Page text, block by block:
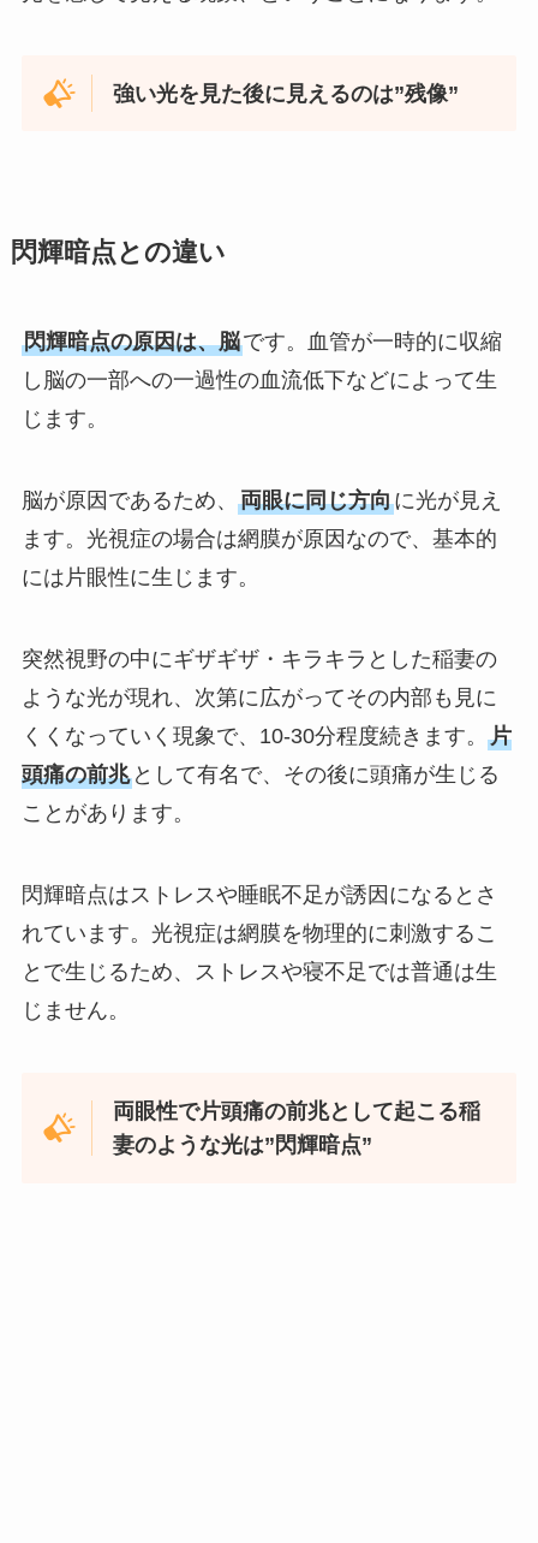
強い光を見た後に見えるのは”残像”
閃輝暗点との違い
閃輝暗点の原因は、脳です。血管が一時的に収縮
し脳の一部への一過性の血流低下などによって生
じます。
脳が原因であるため、 両眼に同じ方向に光が見え
ます。光視症の場合は網膜が原因なので、基本的
には片眼性に生じます。
突然視野の中にギザギザ・キラキラとした稲妻の
ような光が現れ、次第に広がってその内部も見に
くくなっていく現象で、10-30分程度続きます。 片
頭痛の前兆として有名で、その後に頭痛が生じる
ことがあります。
閃輝暗点はストレスや睡眠不足が誘因になるとさ
れています。光視症は網膜を物理的に刺激するこ
とで生じるため、ストレスや寝不足では普通は生
じません。
両眼性で片頭痛の前兆として起こる稲
妻のような光は”閃輝暗点”